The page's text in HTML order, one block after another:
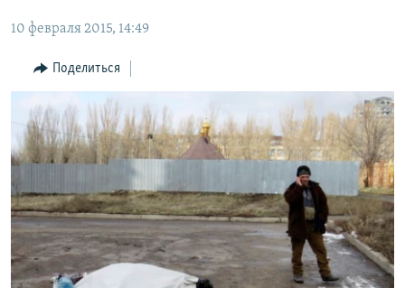
главной
навигации
Вернутся
поиску
ТАДЖИКИСТАН
ҚАЗАҚША
КЫРГЫЗЧА
ЎЗБЕКЧА
ТОҶИКӢ
TÜRKMENÇE
Все сайты РСЕ/РС
10 февраля 2015, 14:49
Поделиться